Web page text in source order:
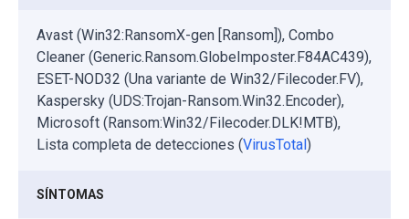
Avast (Win32:RansomX-gen [Ransom]), Combo
Cleaner (Generic.Ransom.GlobeImposter.F84AC439),
ESET-NOD32 (Una variante de Win32/Filecoder.FV),
Kaspersky (UDS:Trojan-Ransom.Win32.Encoder),
Microsoft (Ransom:Win32/Filecoder.DLK!MTB),
Lista completa de detecciones (VirusTotal)
SÍNTOMAS